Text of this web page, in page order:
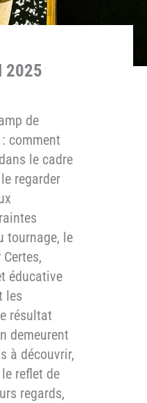
2025
de
comment
le cadre
regarder
tournage, le
éducative
les
résultat
demeurent
à découvrir,
reflet de
regards,